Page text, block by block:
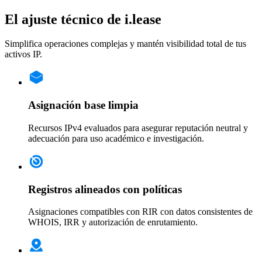
El ajuste técnico de i.lease
Simplifica operaciones complejas y mantén visibilidad total de tus
activos IP.
Asignación base limpia
Recursos IPv4 evaluados para asegurar reputación neutral y
adecuación para uso académico e investigación.
Registros alineados con políticas
Asignaciones compatibles con RIR con datos consistentes de
WHOIS, IRR y autorización de enrutamiento.